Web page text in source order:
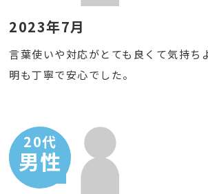
2023年7月
言葉使いや対応がとても良くて気持ち
明も丁寧で安心でした。
20代
男性